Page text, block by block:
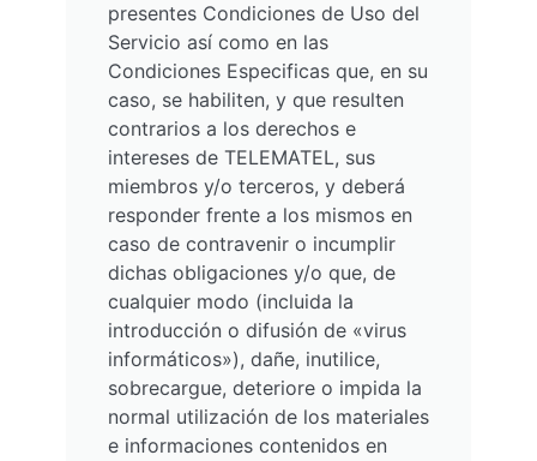
presentes Condiciones de Uso del
Servicio así como en las
Condiciones Especificas que, en su
caso, se habiliten, y que resulten
contrarios a los derechos e
intereses de TELEMATEL, sus
miembros y/o terceros, y deberá
responder frente a los mismos en
caso de contravenir o incumplir
dichas obligaciones y/o que, de
cualquier modo (incluida la
introducción o difusión de «virus
informáticos»), dañe, inutilice,
sobrecargue, deteriore o impida la
normal utilización de los materiales
e informaciones contenidos en